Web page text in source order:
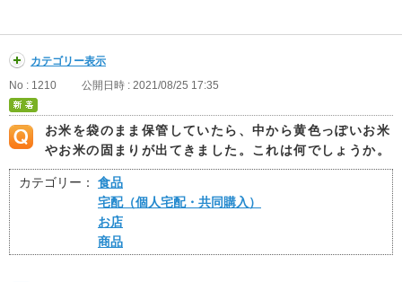
カテゴリー表示
No : 1210
公開日時 : 2021/08/25 17:35
お米を袋のまま保管していたら、中から黄色っぽいお米
やお米の固まりが出てきました。これは何でしょうか。
カテゴリー：
食品
宅配（個人宅配・共同購入）
お店
商品